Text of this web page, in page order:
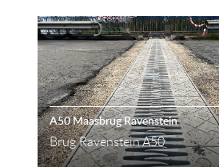
A50 Maasbrug Ravenstein
Brug Ravenstein A50